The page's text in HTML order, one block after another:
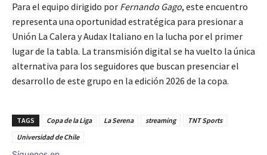
Para el equipo dirigido por Fernando Gago, este encuentro
representa una oportunidad estratégica para presionar a
Unión La Calera y Audax Italiano en la lucha por el primer
lugar de la tabla. La transmisión digital se ha vuelto la única
alternativa para los seguidores que buscan presenciar el
desarrollo de este grupo en la edición 2026 de la copa.
TAGS Copa de la Liga La Serena streaming
TNT Sports
Universidad de Chile